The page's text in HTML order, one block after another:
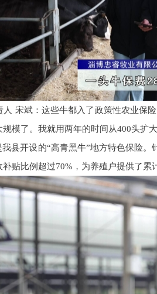
宋斌：这些牛都入了政策性农业保
模了。我就用两年的时间从400头扩大
县开设的“高青黑牛”地方特色保险
贴比例超过70%，为养殖户提供了累